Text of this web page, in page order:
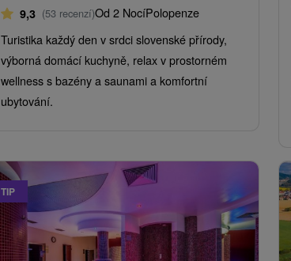
9,3 (53 recenzí)Od 2 NocíPolopenze
Turistika každý den v srdci slovenské přírody,
výborná domácí kuchyně, relax v prostorném
wellness s bazény a saunami a komfortní
ubytování.
TIP